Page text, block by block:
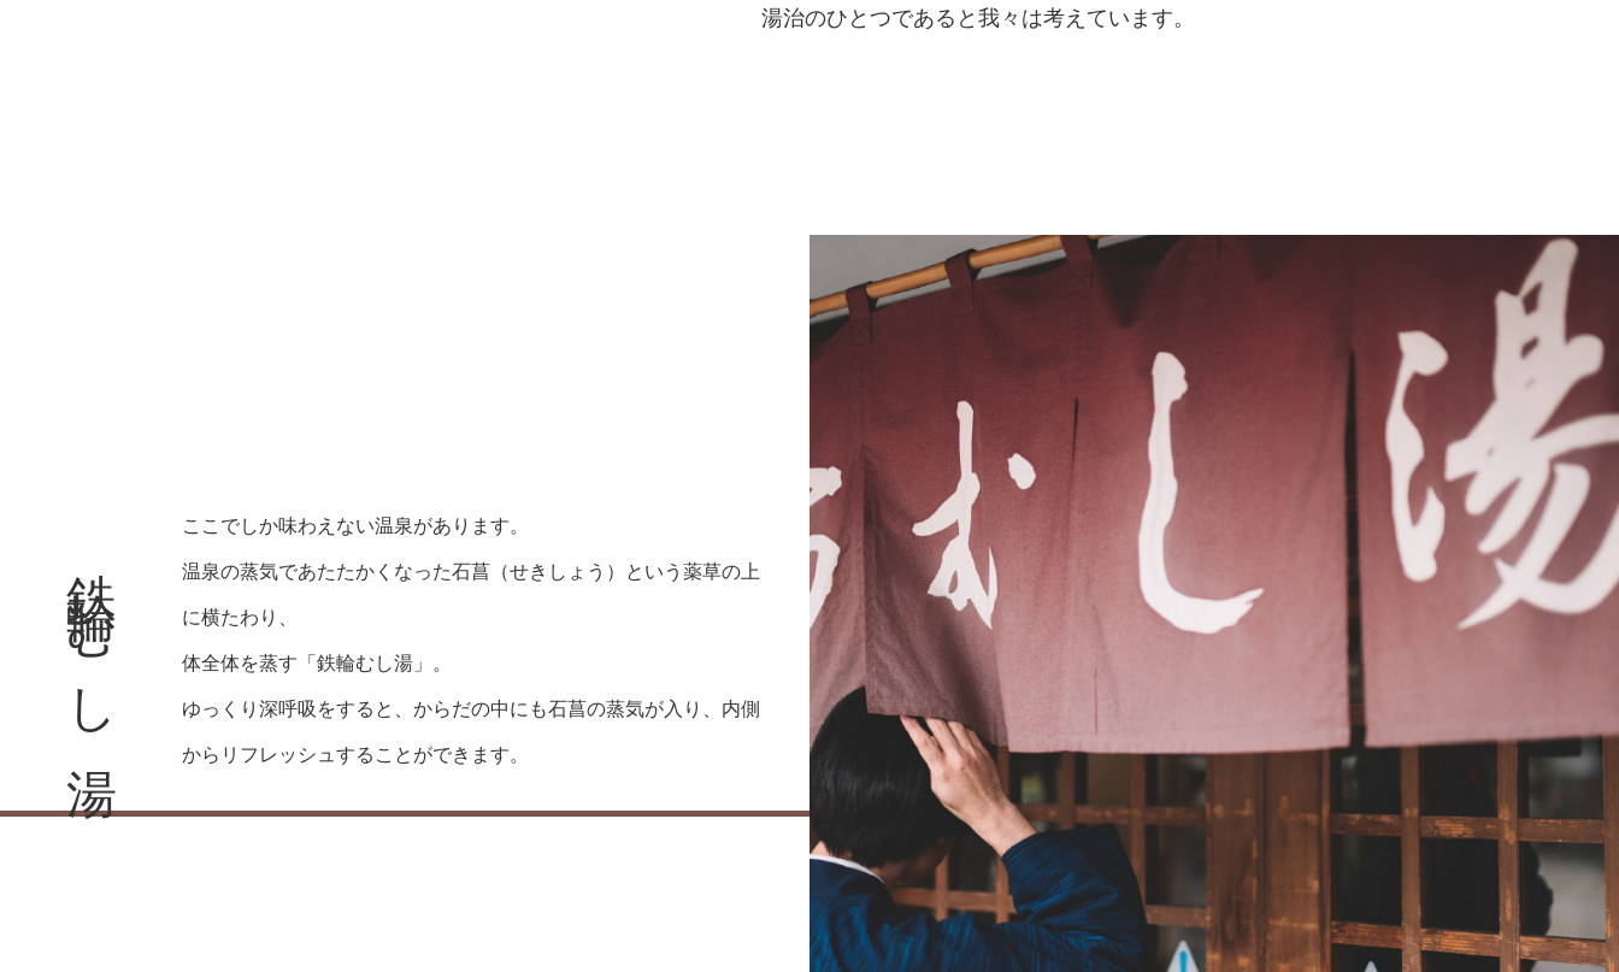
湯治のひとつであると我々は考えています。
鉄輪むし湯
ここでしか味わえない温泉があります。
温泉の蒸気であたたかくなった石菖（せきしょう）という薬草の上
に横たわり、
体全体を蒸す「鉄輪むし湯」。
ゆっくり深呼吸をすると、からだの中にも石菖の蒸気が入り、内側
からリフレッシュすることができます。